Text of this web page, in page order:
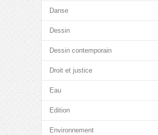
Danse
Dessin
Dessin contemporain
Droit et justice
Eau
Edition
Environnement